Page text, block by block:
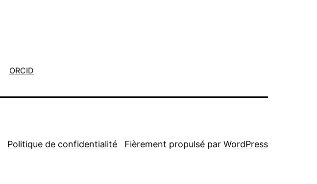
LinkedIn
ORCID
Politique de confidentialité Fièrement propulsé par WordPress